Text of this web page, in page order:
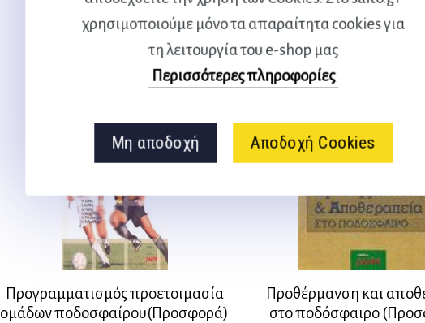
χρησιμοποιούμε μόνο τα απαραίτητα cookies για
τη λειτουργία του e-shop μας
Περισσότερες πληροφορίες
Μη αποδοχή Αποδοχή Cookies
Προγραμματισμός προετοιμασία
ομάδων ποδοσφαίρου(Προσφορά)
Σύντομα διαθέσιμο
Προθέρμανση και
στο ποδόσφαιρο